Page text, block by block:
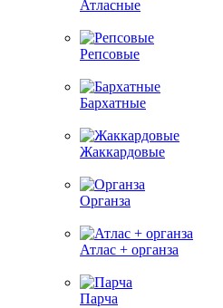
Атласные
Репсовые
Бархатные
Жаккардовые
Органза
Атлас + органза
Парча